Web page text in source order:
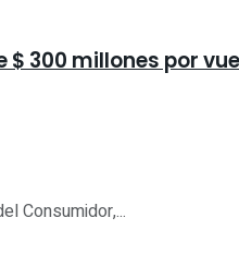
300 millones por
Consumidor,...